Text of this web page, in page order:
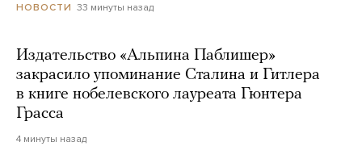
НОВОСТИ 33 минуты назад
Издательство «Альпина Паблишер»
закрасило упоминание Сталина и Гитлера
в книге нобелевского лауреата Гюнтера
Грасса
4 минуты назад